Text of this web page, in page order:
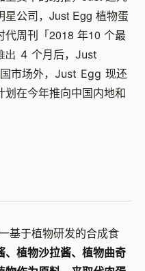
公司， Just Egg 植物蛋
代周刊「2018 年10 个最
出 4 个月后， Just
市场外， Just Egg 现还
划在今年推向中国内地和
基于植物研发的合成食
、植物沙拉酱、植物曲奇